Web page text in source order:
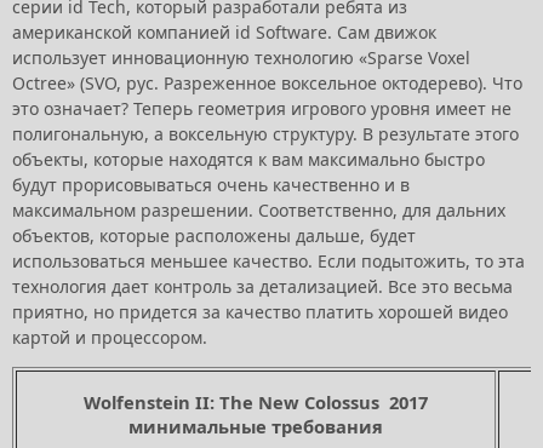
серии id Tech, который разработали ребята из
американской компанией id Software. Сам движок
использует инновационную технологию «Sparse Voxel
Octree» (SVO, рус. Разреженное воксельное октодерево). Что
это означает? Теперь геометрия игрового уровня имеет не
полигональную, а воксельную структуру. В результате этого
объекты, которые находятся к вам максимально быстро
будут прорисовываться очень качественно и в
максимальном разрешении. Соответственно, для дальних
объектов, которые расположены дальше, будет
использоваться меньшее качество. Если подытожить, то эта
технология дает контроль за детализацией. Все это весьма
приятно, но придется за качество платить хорошей видео
картой и процессором.
Wolfenstein II: The New Colossus 2017
минимальные требования